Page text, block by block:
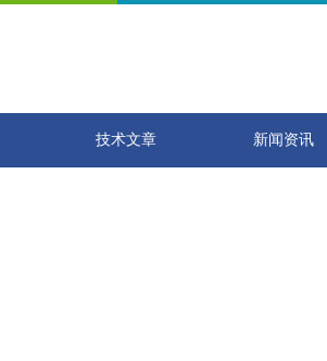
技术文章 新闻资讯